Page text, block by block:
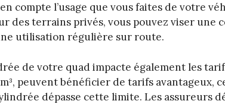
compte l’usage que vous faites de votre
des terrains privés, vous pouvez viser une
utilisation régulière sur route.
de votre quad impacte également les
peuvent bénéficier de tarifs avantageux,
dépasse cette limite. Les assureurs